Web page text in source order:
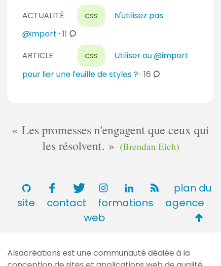
s
ACTUALITÉ
css
N'utilisez pas
@import · 11 c
m
i
r
ARTICLE css
Utiliser ou @import
pour lier une feuille de styles ?· 16 c
n
t
r
s
Les promesses n'engagent que ceux qui
les résolvent.
(Brendan Eich)
plan du
site
contact formations
agence
web
de
Alsacréations est une communauté dédiée à la